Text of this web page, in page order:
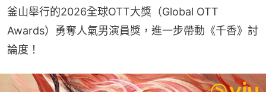
釜山舉行的2026全球OTT大獎（Global OTT
Awards）勇奪人氣男演員獎，進一步帶動《千香》討
論度！